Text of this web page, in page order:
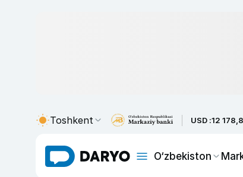
Toshkent USD :12
O‘zbekiston